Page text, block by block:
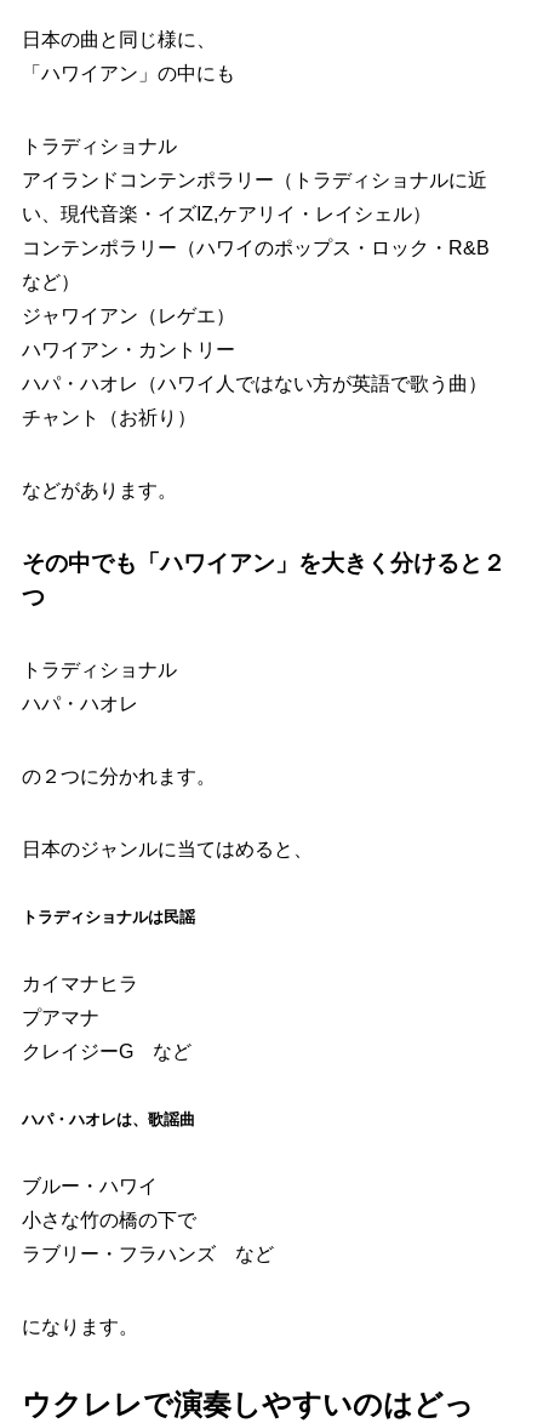
日本の曲と同じ様に、
「ハワイアン」の中にも
トラディショナル
アイランドコンテンポラリー（トラディショナルに近
い、現代音楽・イズIZ,ケアリイ・レイシェル）
コンテンポラリー（ハワイのポップス・ロック・R&B
など）
ジャワイアン（レゲエ）
ハワイアン・カントリー
ハパ・ハオレ（ハワイ人ではない方が英語で歌う曲）
チャント（お祈り）
などがあります。
その中でも「ハワイアン」を大きく分けると２
つ
トラディショナル
ハパ・ハオレ
の２つに分かれます。
日本のジャンルに当てはめると、
トラディショナルは民謡
カイマナヒラ
プアマナ
クレイジーG など
ハパ・ハオレは、歌謡曲
ブルー・ハワイ
小さな竹の橋の下で
ラブリー・フラハンズ など
になります。
ウクレレで演奏しやすいのはどっ